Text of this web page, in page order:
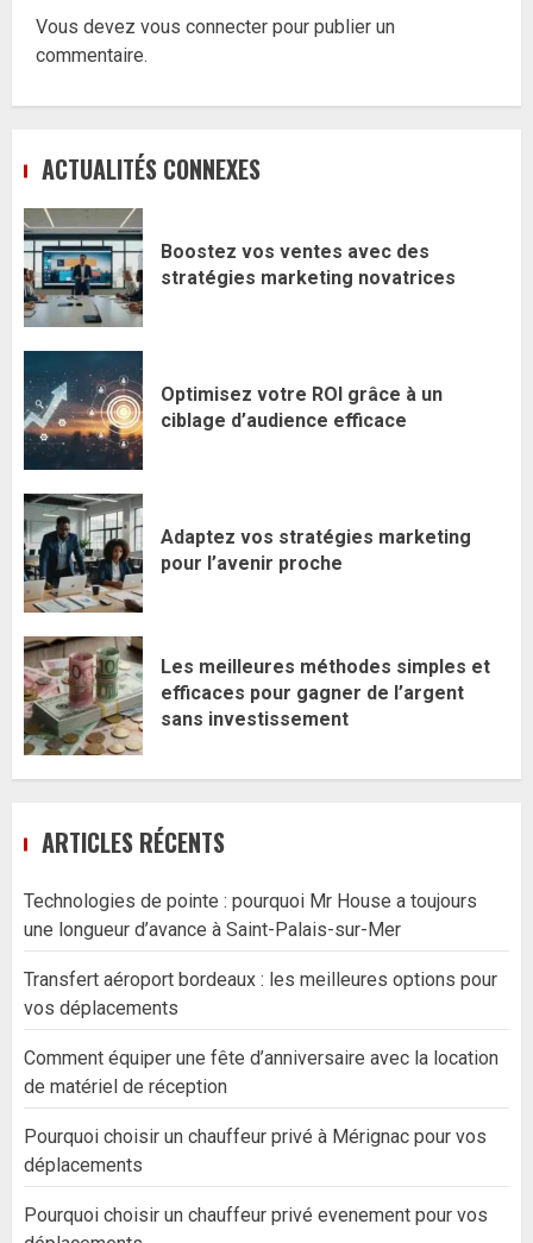
Vous devez vous connecter pour publier un
commentaire.
ACTUALITÉS CONNEXES
Boostez vos ventes avec des
stratégies marketing novatrices
Optimisez votre ROI grâce à un
ciblage d’audience efficace
Adaptez vos stratégies marketing
pour l’avenir proche
Les meilleures méthodes simples et
efficaces pour gagner de l’argent
sans investissement
ARTICLES RÉCENTS
Technologies de pointe : pourquoi Mr House a toujours
une longueur d’avance à Saint-Palais-sur-Mer
Transfert aéroport bordeaux : les meilleures options pour
vos déplacements
Comment équiper une fête d’anniversaire avec la location
de matériel de réception
Pourquoi choisir un chauffeur privé à Mérignac pour vos
déplacements
Pourquoi choisir un chauffeur privé evenement pour vos